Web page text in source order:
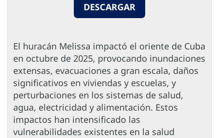
DESCARGAR
El huracán Melissa impactó el oriente de Cuba
en octubre de 2025, provocando inundaciones
extensas, evacuaciones a gran escala, daños
significativos en viviendas y escuelas, y
perturbaciones en los sistemas de salud,
agua, electricidad y alimentación. Estos
impactos han intensificado las
vulnerabilidades existentes en la salud